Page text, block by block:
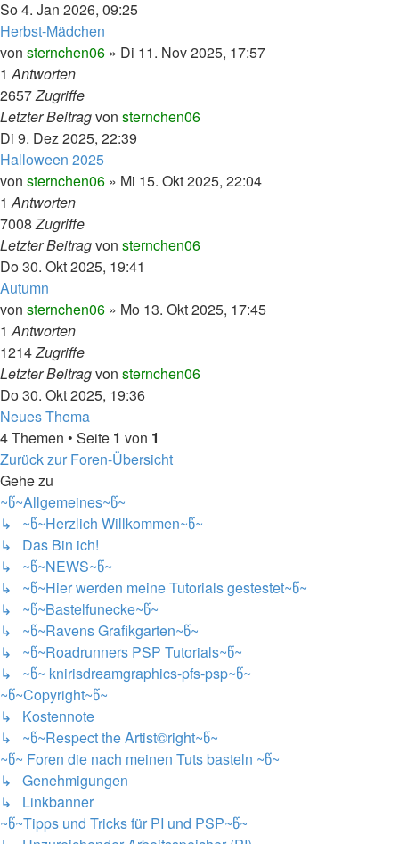
So 4. Jan 2026, 09:25
Herbst-Mädchen
von sternchen06 » Di 11. Nov 2025, 17:57
1Antworten
2657Zugriffe
Letzter Beitragvon sternchen06
Di 9. Dez 2025, 22:39
Halloween 2025
von sternchen06 » Mi 15. Okt 2025, 22:04
1Antworten
7008Zugriffe
Letzter Beitragvon sternchen06
Do 30. Okt 2025, 19:41
Autumn
von sternchen06 » Mo 13. Okt 2025, 17:45
1Antworten
1214Zugriffe
Letzter Beitragvon sternchen06
Do 30. Okt 2025, 19:36
Neues Thema
4 Themen • Seite 1 von 1
Zurück zur Foren-Übersicht
Gehe zu
~წ~Allgemeines~წ~
↳ ~წ~Herzlich Willkommen~წ~
↳ Das Bin ich!
↳ ~წ~NEWS~წ~
↳ ~წ~Hier werden meine Tutorials gestestet~წ~
↳ ~წ~Bastelfunecke~წ~
↳ ~წ~Ravens Grafikgarten~წ~
↳ ~წ~Roadrunners PSP Tutorials~წ~
↳ ~წ~ knirisdreamgraphics-pfs-psp~წ~
~წ~Copyright~წ~
↳ Kostennote
↳ ~წ~Respect the Artist©right~წ~
~წ~ Foren die nach meinen Tuts basteln ~წ~
↳ Genehmigungen
↳ Linkbanner
~წ~Tipps und Tricks für PI und PSP~წ~